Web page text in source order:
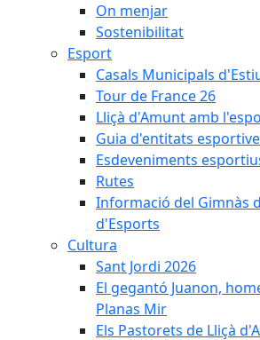
On menjar
Sostenibilitat
Esport
Casals Municipals
Tour de France 26
Lliçà d'Amunt amb
Guia d'entitats
Esdeveniments
Rutes
Informació del Gimnàs
d'Esports
Cultura
Sant Jordi 2026
El gegantó Juanon,
Planas Mir
Els Pastorets de Lliçà